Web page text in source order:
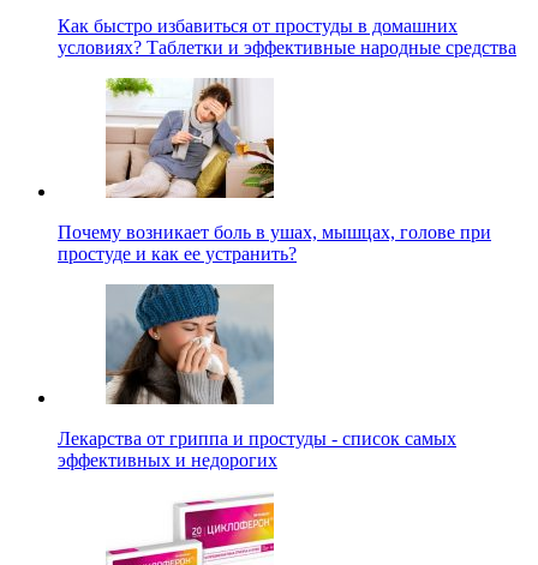
Как быстро избавиться от простуды в домашних
условиях? Таблетки и эффективные народные средства
Почему возникает боль в ушах, мышцах, голове при
простуде и как ее устранить?
Лекарства от гриппа и простуды - список самых
эффективных и недорогих